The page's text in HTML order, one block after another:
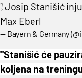
❕ Josip Stanišić
Max Eberl
— Bayern & Germany
"Stanišić će
koljena na